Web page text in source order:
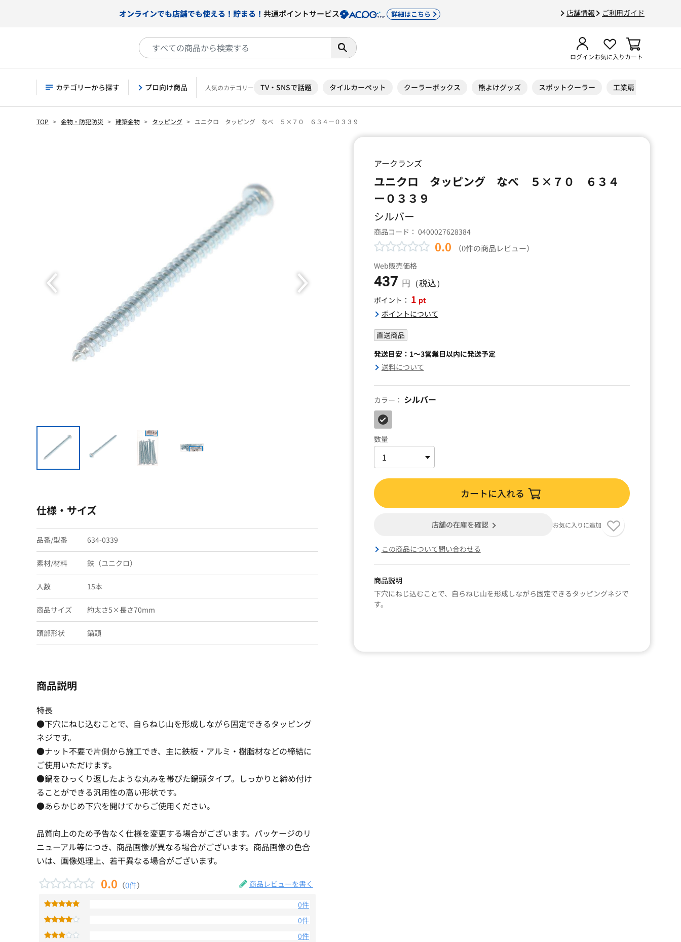
店舗情報 ご利用ガイド
オンラインでも店舗でも使える！貯まる！ 共通ポイントサービス 詳細はこちら
ログインお気に入りカート
カテゴリーから探す プロ向け商品 人気のカテゴリー TV・SNSで話題 タイルカーペット クーラーボックス 熊よけグッズ スポットクーラー 工業扇
TOP 金物・防犯防災 建築金物 タッピング ユニクロ タッピング なべ ５×７０ ６３４ー０３３９
アークランズ
ユニクロ タッピング なべ ５×７０ ６３４
ー０３３９
シルバー
商品コード： 0400027628384
0.0 （0件の商品レビュー）
Web販売価格
437 円（税込）
ポイント： 1 pt
ポイントについて
直送商品
発送目安：1～3営業日以内に発送予定
送料について
カラー： シルバー
数量
カートに入れる
店舗の在庫を確認 お気に入りに追加
この商品について問い合わせる
商品説明
下穴にねじ込むことで、自らねじ山を形成しながら固定できるタッピングネジで
す。
仕様・サイズ
品番/型番 634-0339
素材/材料 鉄（ユニクロ）
入数 15本
商品サイズ 約太さ5×長さ70mm
頭部形状 鍋頭
商品説明
特長
●下穴にねじ込むことで、自らねじ山を形成しながら固定できるタッピング
ネジです。
●ナット不要で片側から施工でき、主に鉄板・アルミ・樹脂材などの締結に
ご使用いただけます。
●鍋をひっくり返したような丸みを帯びた鍋頭タイプ。しっかりと締め付け
ることができる汎用性の高い形状です。
●あらかじめ下穴を開けてからご使用ください。
品質向上のため予告なく仕様を変更する場合がございます。パッケージのリ
ニューアル等につき、商品画像が異なる場合がございます。商品画像の色合
いは、画像処理上、若干異なる場合がございます。
0.0 （0件） 商品レビューを書く
0件
0件
0件